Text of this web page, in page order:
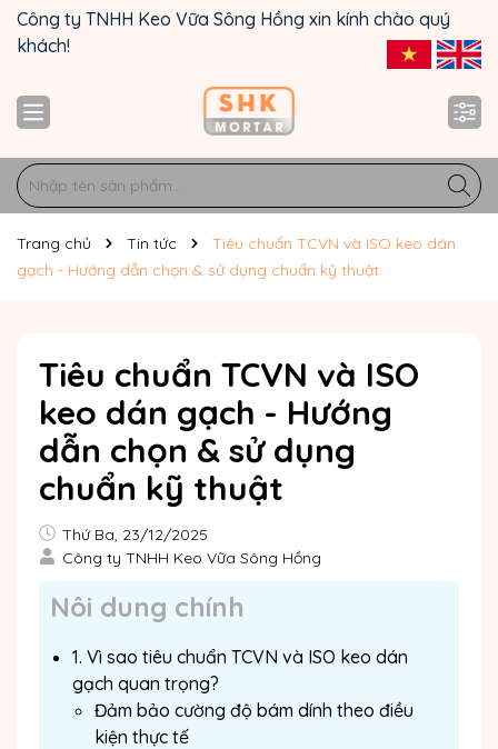
Công ty TNHH Keo Vữa Sông Hồng xin kính chào quý
khách!
Trang chủ Tin tức
Tiêu chuẩn TCVN và ISO keo dán
gạch - Hướng dẫn chọn & sử dụng chuẩn kỹ thuật
Tiêu chuẩn TCVN và ISO
keo dán gạch - Hướng
dẫn chọn & sử dụng
chuẩn kỹ thuật
Thứ Ba, 23/12/2025
Công ty TNHH Keo Vữa Sông Hồng
Nôi dung chính
1. Vì sao tiêu chuẩn TCVN và ISO keo dán
gạch quan trọng?
Đảm bảo cường độ bám dính theo điều
kiện thực tế